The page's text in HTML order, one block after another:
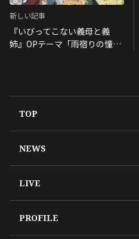
新しい記事
『いびってこない義母と義
姉』OPテーマ「雨宿りの憧
TOP
NEWS
LIVE
PROFILE